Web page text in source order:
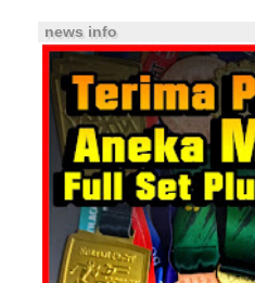
news info